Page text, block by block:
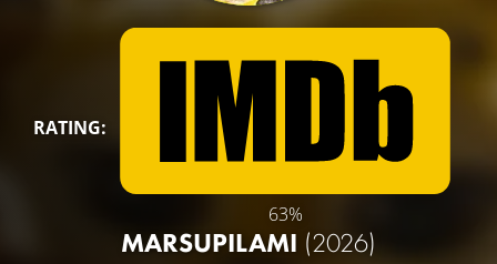
RATING:
63%
MARSUPILAMI (2026)